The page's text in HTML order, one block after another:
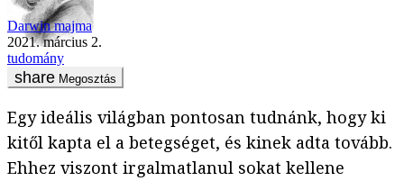
Darwin majma
2021. március 2.
tudomány
Megosztás
Egy ideális világban pontosan tudnánk, hogy ki
kitől kapta el a betegséget, és kinek adta tovább.
Ehhez viszont irgalmatlanul sokat kellene